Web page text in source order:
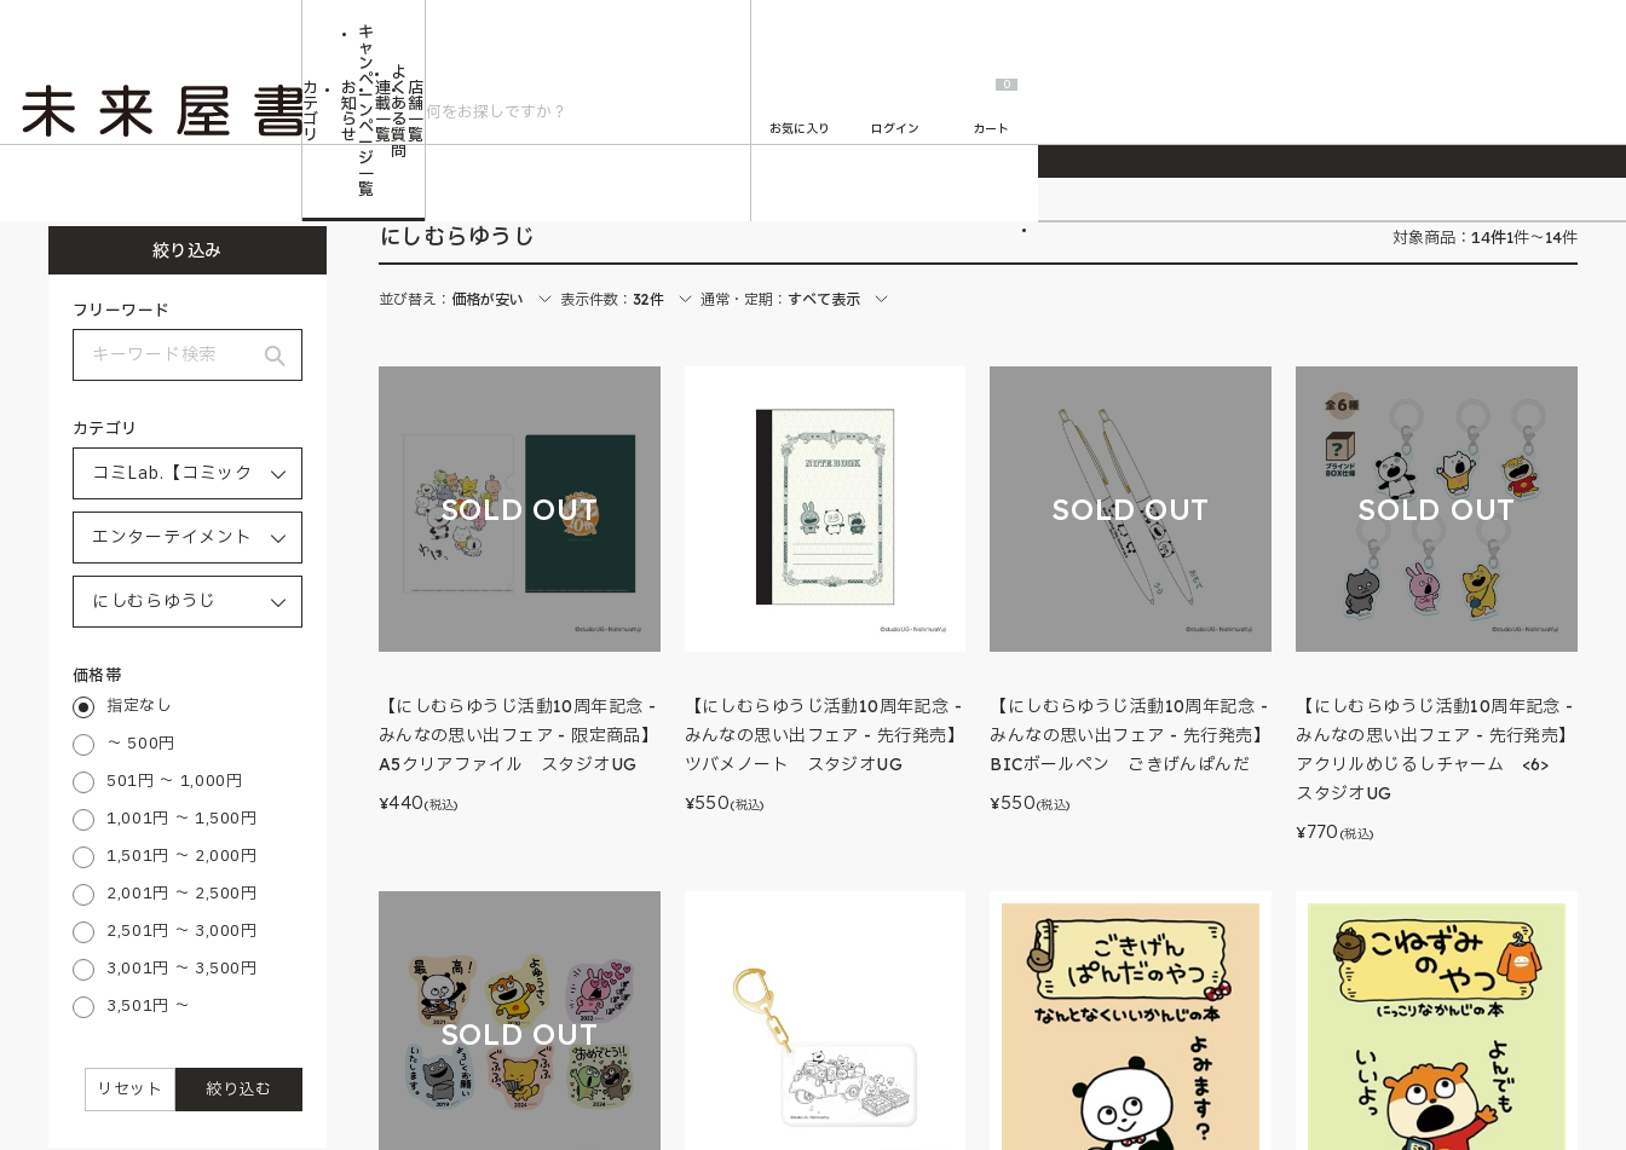
2026/7/23 『ONE PIECE magazine 021 ONE PIECEカード付き同梱版』発売延期のご案内
カ
テ
ゴ
リ
お
知
ら
せ
キ
ャ
ン
ペ
ー
ン
ペ
ー
ジ
一
覧
連
載
一
覧
よ
く
あ
る
質
問
店
舗
一
覧
お気に入り ログイン
0
カート
エンターテイメント
絞り込み
フリーワード
カテゴリ
価格帯
指定なし
～ 500円
501円 ～ 1,000円
1,001円 ～ 1,500円
1,501円 ～ 2,000円
2,001円 ～ 2,500円
2,501円 ～ 3,000円
3,001円 ～ 3,500円
3,501円 ～
絞り込む
リセット
にしむらゆうじ 対象商品： 14件1件～14件
並び替え： 価格が安い 表示件数： 32件 通常・定期： すべて表示
SOLD OUT
【にしむらゆうじ活動10周年記念 -
みんなの思い出フェア - 限定商品】
A5クリアファイル スタジオUG
¥440(税込)
【にしむらゆうじ活動10周年記念 -
みんなの思い出フェア - 先行発売】
ツバメノート スタジオUG
¥550(税込)
SOLD OUT
【にしむらゆうじ活動10周年記念 -
みんなの思い出フェア - 先行発売】
BICボールペン ごきげんぱんだ
¥550(税込)
SOLD OUT
【にしむらゆうじ活動10周年記念 -
みんなの思い出フェア - 先行発売】
アクリルめじるしチャーム <6>
スタジオUG
¥770 (税込)
SOLD OUT